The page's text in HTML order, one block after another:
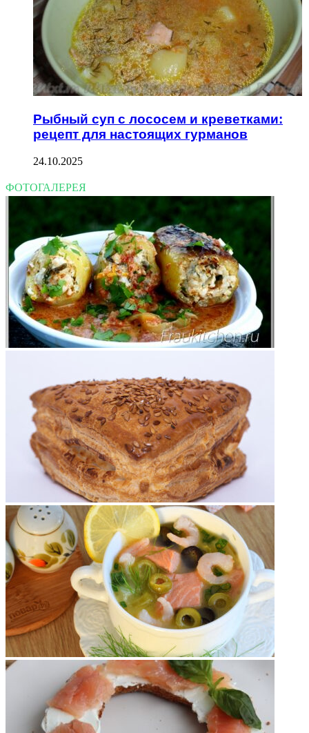
Рыбный суп с лососем и креветками:
рецепт для настоящих гурманов
24.10.2025
ФОТОГАЛЕРЕЯ